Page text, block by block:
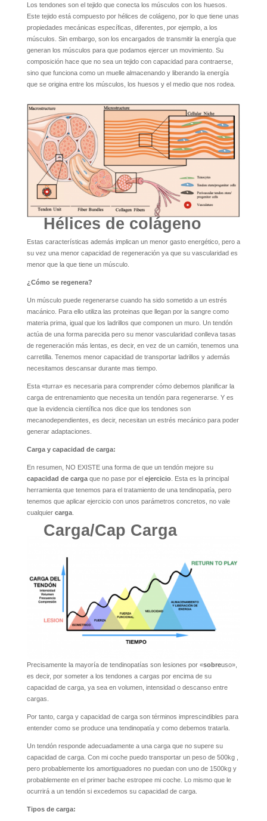
Los tendones son el tejido que conecta los músculos con los huesos.
Este tejido está compuesto por hélices de colágeno, por lo que tiene unas
propiedades mecánicas específicas, diferentes, por ejemplo, a los
músculos. Sin embargo, son los encargados de transmitir la energía que
generan los músculos para que podamos ejercer un movimiento. Su
composición hace que no sea un tejido con capacidad para contraerse,
sino que funciona como un muelle almacenando y liberando la energía
que se origina entre los músculos, los huesos y el medio que nos rodea.
Hélices de colágeno
Estas características además implican un menor gasto energético, pero a
su vez una menor capacidad de regeneración ya que su vascularidad es
menor que la que tiene un músculo.
¿Cómo se regenera?
Un músculo puede regenerarse cuando ha sido sometido a un estrés
macánico. Para ello utiliza las proteinas que llegan por la sangre como
materia prima, igual que los ladrillos que componen un muro. Un tendón
actúa de una forma parecida pero su menor vascularidad conlleva tasas
de regeneración más lentas, es decir, en vez de un camión, tenemos una
carretilla. Tenemos menor capacidad de transportar ladrillos y además
necesitamos descansar durante mas tiempo.
Esta «turra» es necesaria para comprender cómo debemos planificar la
carga de entrenamiento que necesita un tendón para regenerarse. Y es
que la evidencia científica nos dice que los tendones son
mecanodependientes, es decir, necesitan un estrés mecánico para poder
generar adaptaciones.
Carga y capacidad de carga:
En resumen, NO EXISTE una forma de que un tendón mejore su
capacidad de cargaque no pase por el ejercicio. Esta es la principal
herramienta que tenemos para el tratamiento de una tendinopatía, pero
tenemos que aplicar ejercicio con unos parámetros concretos, no vale
cualquier carga.
Carga/Cap Carga
Precisamente la mayoría de tendinopatías son lesiones por «sobreuso»,
es decir, por someter a los tendones a cargas por encima de su
capacidad de carga, ya sea en volumen, intensidad o descanso entre
cargas.
Por tanto, carga y capacidad de carga son términos imprescindibles para
entender como se produce una tendinopatía y como debemos tratarla.
Un tendón responde adecuadamente a una carga que no supere su
capacidad de carga. Con mi coche puedo transportar un peso de 500kg ,
pero probablemente los amortiguadores no puedan con uno de 1500kg y
probablemente en el primer bache estropee mi coche. Lo mismo que le
ocurrirá a un tendón si excedemos su capacidad de carga.
Tipos de carga: